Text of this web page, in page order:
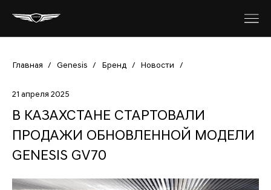
Главная / Genesis / Бренд / Новости /
21 апреля 2025
В КАЗАХСТАНЕ СТАРТОВАЛИ
ПРОДАЖИ ОБНОВЛЕННОЙ МОДЕЛИ
GENESIS GV70